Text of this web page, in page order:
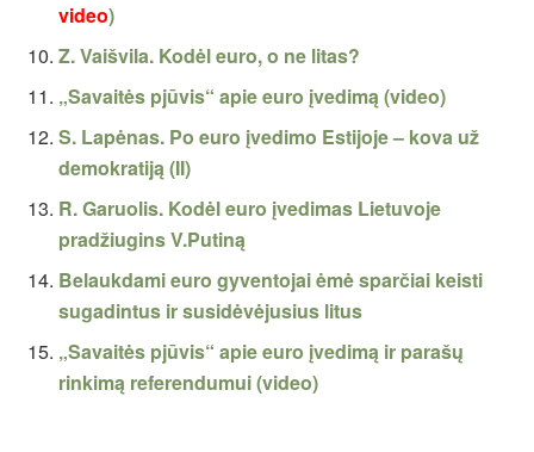
video)
Z. Vaišvila. Kodėl euro, o ne litas?
„Savaitės pjūvis“ apie euro įvedimą (video)
S. Lapėnas. Po euro įvedimo Estijoje – kova už
demokratiją (II)
R. Garuolis. Kodėl euro įvedimas Lietuvoje
pradžiugins V.Putiną
Belaukdami euro gyventojai ėmė sparčiai keisti
sugadintus ir susidėvėjusius litus
„Savaitės pjūvis“ apie euro įvedimą ir parašų
rinkimą referendumui (video)